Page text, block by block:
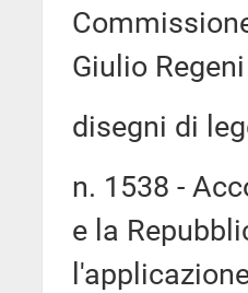
Giulio
disegni di
n. 1538 -
e la